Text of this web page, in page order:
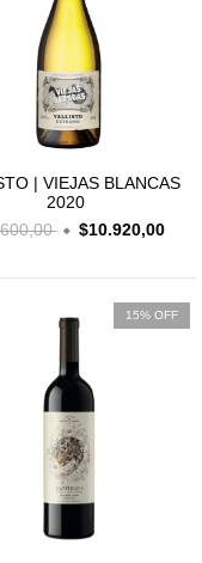
| VIEJAS BLANCAS
2020
$10.920,00
15% OFF